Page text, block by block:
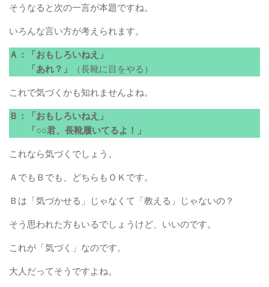
そうなると次の一言が本題ですね。
いろんな言い方が考えられます。
Ａ：「おもしろいねえ」
「あれ？」
（長靴に目をやる）
これで気づくかも知れませんよね。
Ｂ：「おもしろいねえ」
「○○君、長靴履いてるよ！」
これなら気づくでしょう。
ＡでもＢでも、どちらもＯＫです。
Ｂは「気づかせる」じゃなくて「教える」じゃないの？
そう思われた方もいるでしょうけど、いいのです。
これが「気づく」なのです。
大人だってそうですよね。